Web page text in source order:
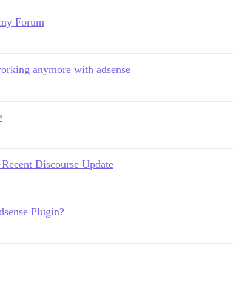
Forum
anymore with adsense
Discourse Update
Plugin?